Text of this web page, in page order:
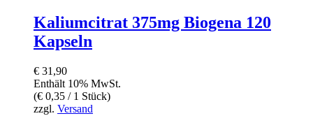
Kaliumcitrat 375mg Biogena 120
Kapseln
€ 31,90
Enthält 10% MwSt.
(€ 0,35 / 1 Stück)
zzgl. Versand